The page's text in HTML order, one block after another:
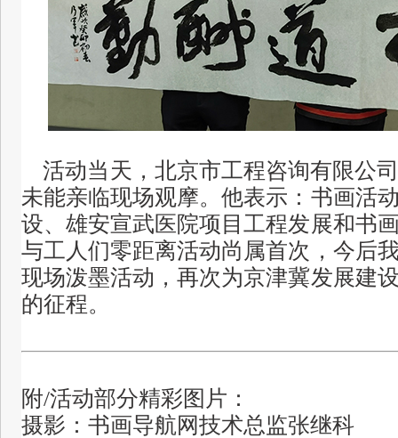
活动当天，北京市工程咨询有限公
未能亲临现场观摩。他表示：书画活
设、雄安宣武医院项目工程发展和书
与工人们零距离活动尚属首次， 今后
现场泼墨活动，再次为京津冀发展建
的征程。
附/活动部分精彩图片：
摄影： 书画导航网技术总监张继科